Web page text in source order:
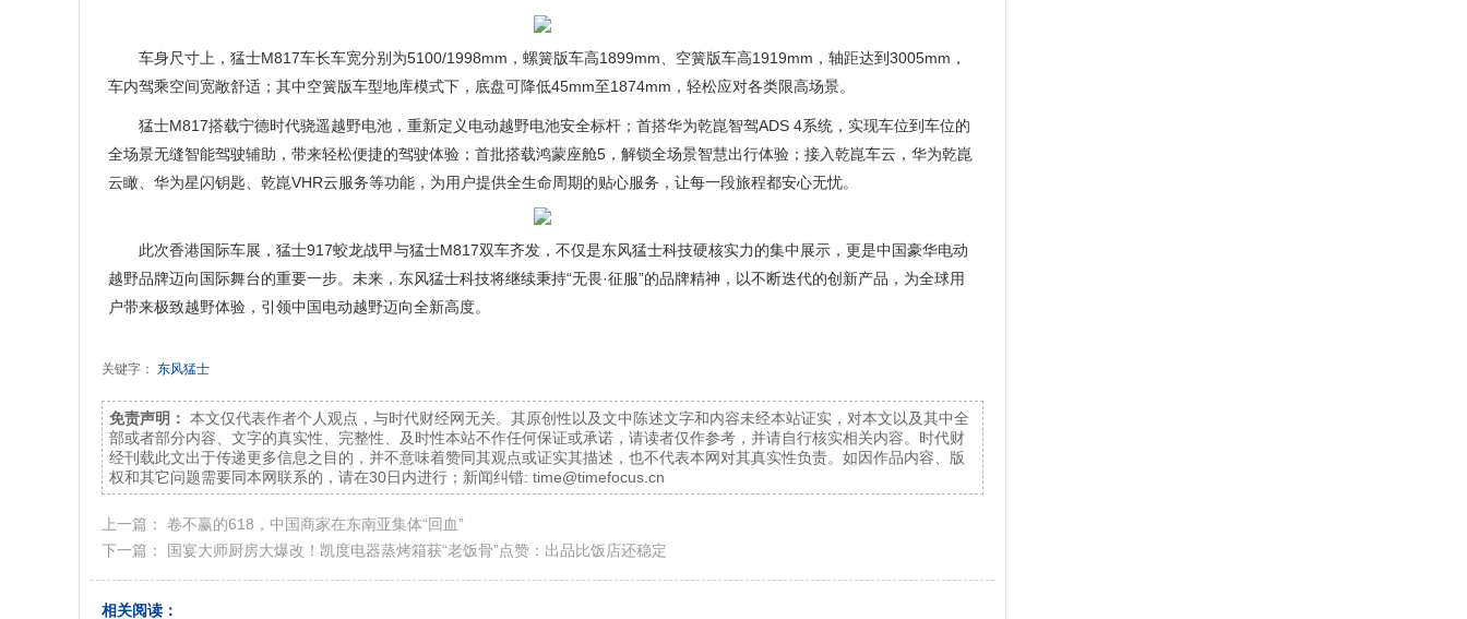
车身尺寸上，猛士M817车长车宽分别为5100/1998mm，螺簧版车高1899mm、空簧版车高1919mm，轴距达到3005mm，
车内驾乘空间宽敞舒适；其中空簧版车型地库模式下，底盘可降低45mm至1874mm，轻松应对各类限高场景。
猛士M817搭载宁德时代骁遥越野电池，重新定义电动越野电池安全标杆；首搭华为乾崑智驾ADS 4系统，实现车位到车位的
全场景无缝智能驾驶辅助，带来轻松便捷的驾驶体验；首批搭载鸿蒙座舱5，解锁全场景智慧出行体验；接入乾崑车云，华为乾崑
云瞰、华为星闪钥匙、乾崑VHR云服务等功能，为用户提供全生命周期的贴心服务，让每一段旅程都安心无忧。
此次香港国际车展，猛士917蛟龙战甲与猛士M817双车齐发，不仅是东风猛士科技硬核实力的集中展示，更是中国豪华电动
越野品牌迈向国际舞台的重要一步。未来，东风猛士科技将继续秉持“无畏·征服”的品牌精神，以不断迭代的创新产品，为全球用
户带来极致越野体验，引领中国电动越野迈向全新高度。
关键字： 东风猛士
免责声明： 本文仅代表作者个人观点，与时代财经网无关。其原创性以及文中陈述文字和内容未经本站证实，对本文以及其中全
部或者部分内容、文字的真实性、完整性、及时性本站不作任何保证或承诺，请读者仅作参考，并请自行核实相关内容。时代财
经刊载此文出于传递更多信息之目的，并不意味着赞同其观点或证实其描述，也不代表本网对其真实性负责。如因作品内容、版
权和其它问题需要同本网联系的，请在30日内进行；新闻纠错: time@timefocus.cn
上一篇： 卷不赢的618，中国商家在东南亚集体“回血”
下一篇：
国宴大师厨房大爆改！凯度电器蒸烤箱获“老饭骨”点赞：出品比饭店还稳定
相关阅读：